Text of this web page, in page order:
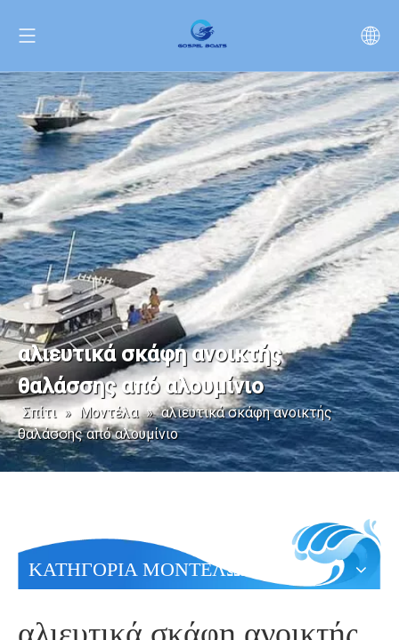
αλιευτικά σκάφη ανοικτής
θαλάσσης από αλουμίνιο
Σπίτι » Μοντέλα » αλιευτικά σκάφη ανοικτής
θαλάσσης από αλουμίνιο
ΚΑΤΗΓΟΡΙΑ ΜΟΝΤΕΛΩΝ